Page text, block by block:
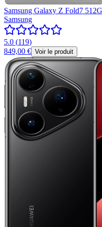
Samsung Galaxy Z Fold7
Samsung
5.0 (119)
849,00 € Voir le produit